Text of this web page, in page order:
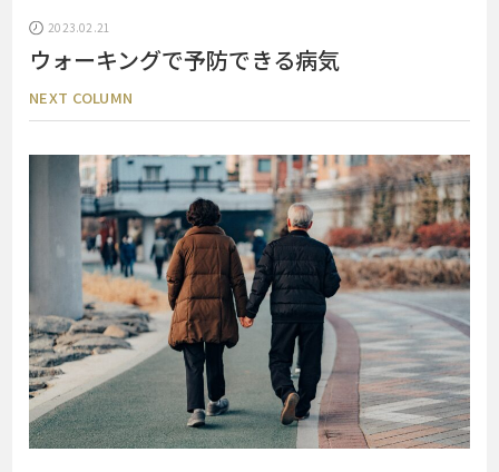
2023.02.21
ウォーキングで予防できる病気
NEXT COLUMN